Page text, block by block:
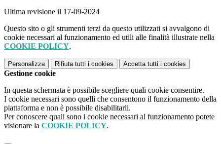
Ultima revisione il 17-09-2024
Questo sito o gli strumenti terzi da questo utilizzati si avvalgono di
cookie necessari al funzionamento ed utili alle finalità illustrate nella
COOKIE POLICY.
Personalizza Rifiuta tutti i cookies Accetta tutti i cookies
Gestione cookie
In questa schermata è possibile scegliere quali cookie consentire.
I cookie necessari sono quelli che consentono il funzionamento della
piattaforma e non è possibile disabilitarli.
Per conoscere quali sono i cookie necessari al funzionamento potete
visionare la COOKIE POLICY.